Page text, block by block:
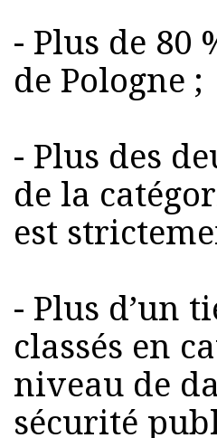
- Plus de 80
de Pologne ;
- Plus des
de la
est
- Plus d’un
classés en
niveau de
sécurité